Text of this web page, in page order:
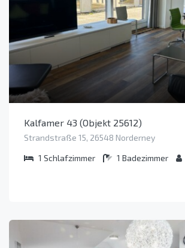
Kalfamer 43 (Objekt 25612)
Strandstraße 15, 26548 Norderney
1 Schlafzimmer 1 Badezimmer